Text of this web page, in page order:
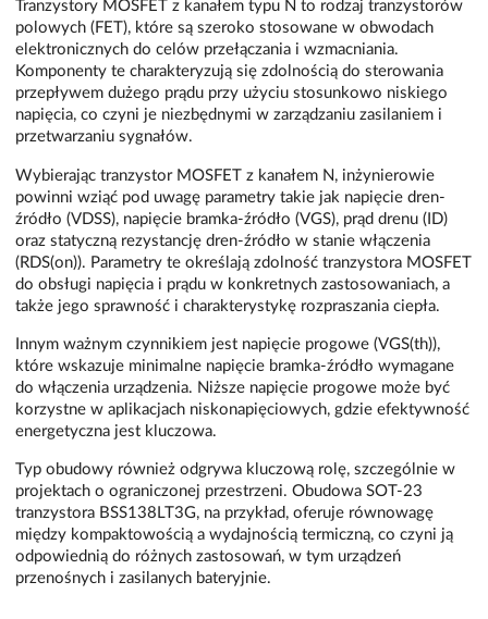
Tranzystory MOSFET z kanałem typu N to rodzaj tranzystorów
polowych (FET), które są szeroko stosowane w obwodach
elektronicznych do celów przełączania i wzmacniania.
Komponenty te charakteryzują się zdolnością do sterowania
przepływem dużego prądu przy użyciu stosunkowo niskiego
napięcia, co czyni je niezbędnymi w zarządzaniu zasilaniem i
przetwarzaniu sygnałów.
Wybierając tranzystor MOSFET z kanałem N, inżynierowie
powinni wziąć pod uwagę parametry takie jak napięcie dren-
źródło (VDSS), napięcie bramka-źródło (VGS), prąd drenu (ID)
oraz statyczną rezystancję dren-źródło w stanie włączenia
(RDS(on)). Parametry te określają zdolność tranzystora MOSFET
do obsługi napięcia i prądu w konkretnych zastosowaniach, a
także jego sprawność i charakterystykę rozpraszania ciepła.
Innym ważnym czynnikiem jest napięcie progowe (VGS(th)),
które wskazuje minimalne napięcie bramka-źródło wymagane
do włączenia urządzenia. Niższe napięcie progowe może być
korzystne w aplikacjach niskonapięciowych, gdzie efektywność
energetyczna jest kluczowa.
Typ obudowy również odgrywa kluczową rolę, szczególnie w
projektach o ograniczonej przestrzeni. Obudowa SOT-23
tranzystora BSS138LT3G, na przykład, oferuje równowagę
między kompaktowością a wydajnością termiczną, co czyni ją
odpowiednią do różnych zastosowań, w tym urządzeń
przenośnych i zasilanych bateryjnie.